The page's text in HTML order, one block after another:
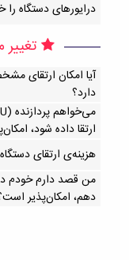
درایورهای دستگاه
آیا امکان ارتقا‌ی
دارد؟
ارتقا داده شود،
هزینه‌ی ارتقای
من قصد دارم خودم
دهم، امکان‌پذیر